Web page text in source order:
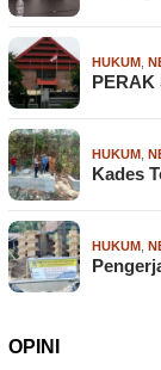
HUKUM ,
HUKUM ,
Kades
HUKUM ,
OPINI